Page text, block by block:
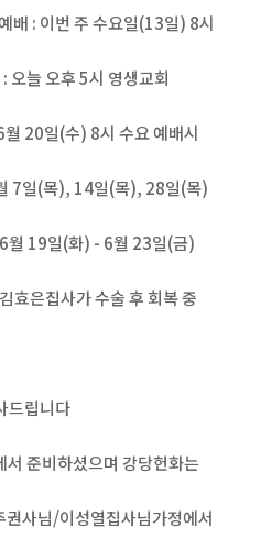
배 : 이번 주 수요일(13일) 8시
오늘 오후 5시 영생교회
20일(수) 8시 수요 예배시
7일(목), 14일(목), 28일(목)
월 19일(화) - 6월 23일(금)
효은집사가 수술 후 회복 중
드립니다
준비하셨으며 강당헌화는
사님/이성열집사님가정에서